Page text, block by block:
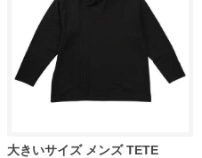
大きいサイズ メンズ TETE